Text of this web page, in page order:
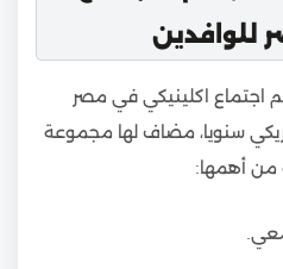
للوافدين
اجتماع اكلينيكي في مصر
4500 دولار أمريكي سنويا، مضاف لها مجموعة
من أهمها: